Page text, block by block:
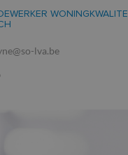
lva.be